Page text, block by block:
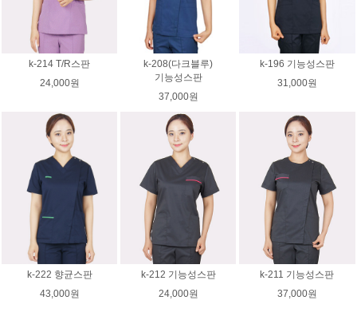
k-214 T/R스판
24,000원
k-208(다크블루)
기능성스판
37,000원
k-196 기능성스판
31,000원
k-222 향균스판
43,000원
k-212 기능성스판
24,000원
k-211 기능성스판
37,000원